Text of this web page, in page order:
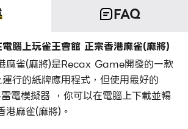
FAQ
腦上玩雀王會館 正宗香港麻雀(麻將)
麻雀(麻將)是Recax Game開發的一款
行的紙牌應用程式，但使用最好的
電模擬器 ，你可以在電腦上下載並暢
麻雀(麻將)。